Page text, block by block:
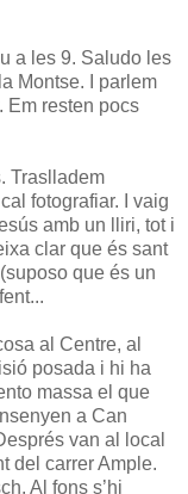
a les 9. Saludo les
Montse. I parlem
Em resten pocs
Traslladem
fotografiar. I vaig
amb un lliri, tot i
clar que és sant
que és un
al Centre, al
posada i hi ha
massa el que
a Can
van al local
del carrer Ample.
Al fons s’hi